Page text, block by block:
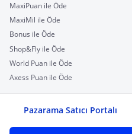
MaxiPuan ile Öde
MaxiMil ile Öde
Bonus ile Öde
Shop&Fly ile Öde
World Puan ile Öde
Axess Puan ile Öde
Pazarama Satıcı Portalı